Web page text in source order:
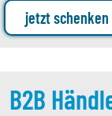
jetzt schenken
B2B